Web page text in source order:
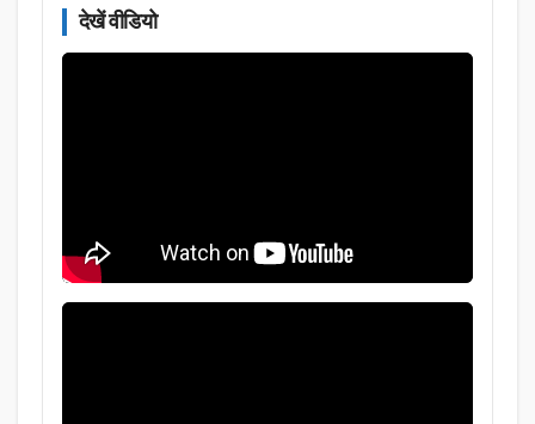
देखें वीडियो